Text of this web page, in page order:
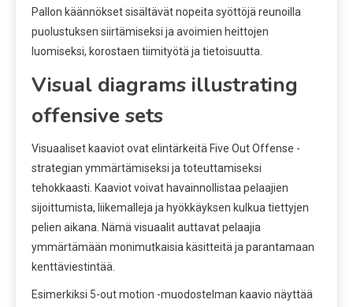
Pallon käännökset sisältävät nopeita syöttöjä reunoilla
puolustuksen siirtämiseksi ja avoimien heittojen
luomiseksi, korostaen tiimityötä ja tietoisuutta.
Visual diagrams illustrating
offensive sets
Visuaaliset kaaviot ovat elintärkeitä Five Out Offense -
strategian ymmärtämiseksi ja toteuttamiseksi
tehokkaasti. Kaaviot voivat havainnollistaa pelaajien
sijoittumista, liikemalleja ja hyökkäyksen kulkua tiettyjen
pelien aikana. Nämä visuaalit auttavat pelaajia
ymmärtämään monimutkaisia käsitteitä ja parantamaan
kenttäviestintää.
Esimerkiksi 5-out motion -muodostelman kaavio näyttää